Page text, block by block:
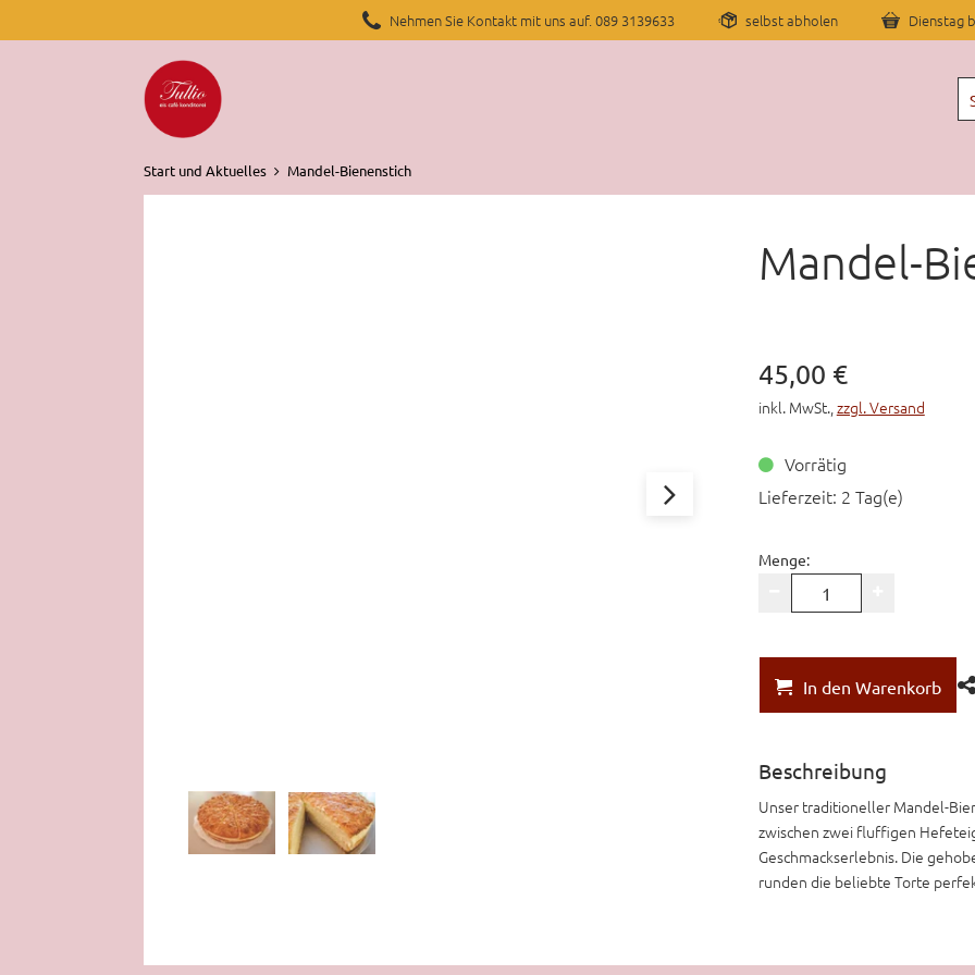
Nehmen Sie Kontakt mit uns auf. 089 3139633 selbst abholen Dienstag
Start und Aktuelles Mandel-Bienenstich
Mandel-
Verkaufspreis:
45,00 €
inkl. MwSt.,zzgl. Versand
Vorrätig
Lieferzeit: 2 Tag(e)
Menge:
In den Warenkorb
Beschreibung
Unser traditioneller Mandel-
zwischen zwei fluffigen
Geschmackserlebnis. Die
runden die beliebte Torte